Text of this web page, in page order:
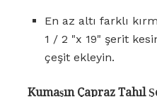
En az altı farklı
1 / 2 "x 19" şerit
çeşit ekleyin.
Kumaşın Çapraz Tahıl